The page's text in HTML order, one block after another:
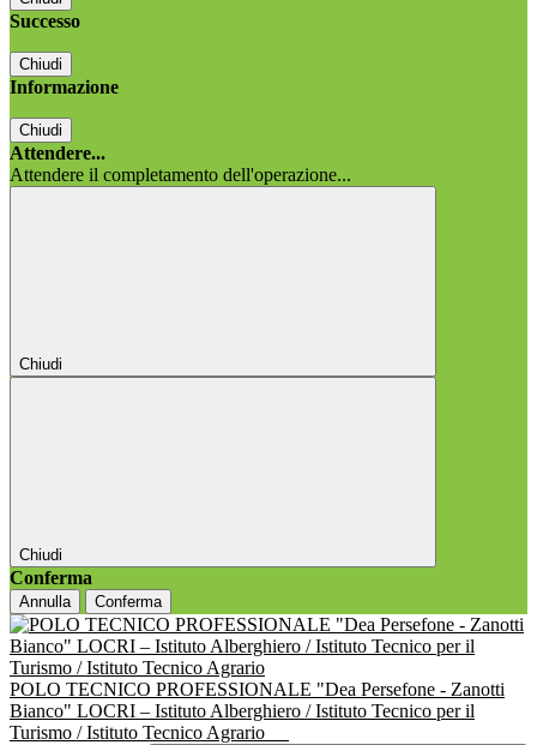
Successo
Chiudi
Informazione
Chiudi
Attendere...
Attendere il completamento dell'operazione...
Chiudi
Chiudi
Conferma
Annulla Conferma
POLO TECNICO PROFESSIONALE "Dea Persefone - Zanotti
Bianco" LOCRI – Istituto Alberghiero / Istituto Tecnico per il
Turismo / Istituto Tecnico Agrario